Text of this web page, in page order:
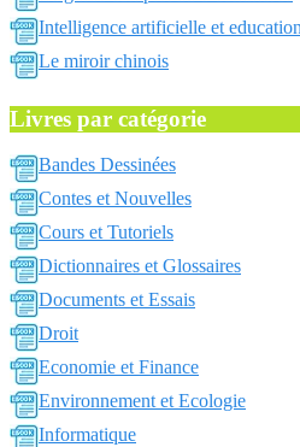
Intelligence artificielle et education
Le miroir chinois
Livres par catégorie
Bandes Dessinées
Contes et Nouvelles
Cours et Tutoriels
Dictionnaires et Glossaires
Documents et Essais
Droit
Economie et Finance
Environnement et Ecologie
Informatique